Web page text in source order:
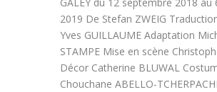
2019 De Stefan ZWEIG
Yves GUILLAUME Adaptation
STAMPE Mise en scène
Décor Catherine BLUWAL
Chouchane ABELLO-